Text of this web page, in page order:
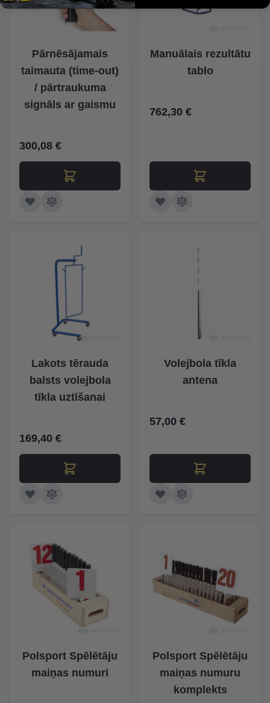
Pārnēsājamais
taimauta (time-out)
/ pārtraukuma
signāls ar gaismu
300,08 €
Manuālais rezultātu
tablo
762,30 €
Lakots tērauda
balsts volejbola
tīkla uztīšanai
169,40 €
Volejbola tīkla
antena
57,00 €
Polsport Spēlētāju
maiņas numuri
Polsport Spēlētāju
maiņas numuru
komplekts